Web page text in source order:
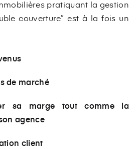
pratiquant la gestion
couverture” est à la fois un
de marché
sa marge tout comme la
agence
client